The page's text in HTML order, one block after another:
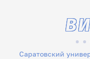
Саратовский